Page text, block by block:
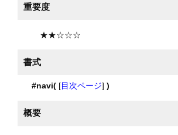
重要度
★★☆☆☆
書式
#navi([目次ページ] )
概要